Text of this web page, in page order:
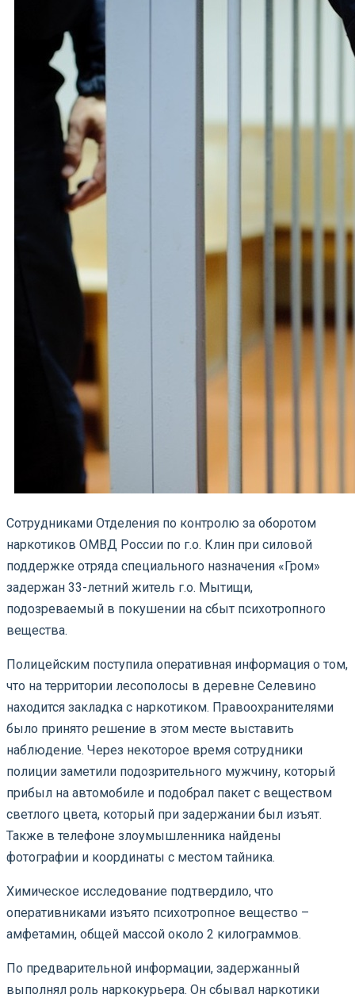
Сотрудниками Отделения по контролю за оборотом
наркотиков ОМВД России по г.о. Клин при силовой
поддержке отряда специального назначения «Гром»
задержан 33-летний житель г.о. Мытищи,
подозреваемый в покушении на сбыт психотропного
вещества.
Полицейским поступила оперативная информация о том,
что на территории лесополосы в деревне Селевино
находится закладка с наркотиком. Правоохранителями
было принято решение в этом месте выставить
наблюдение. Через некоторое время сотрудники
полиции заметили подозрительного мужчину, который
прибыл на автомобиле и подобрал пакет с веществом
светлого цвета, который при задержании был изъят.
Также в телефоне злоумышленника найдены
фотографии и координаты с местом тайника.
Химическое исследование подтвердило, что
оперативниками изъято психотропное вещество –
амфетамин, общей массой около 2 килограммов.
По предварительной информации, задержанный
выполнял роль наркокурьера. Он сбывал наркотики